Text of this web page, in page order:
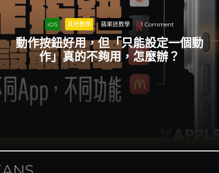
iOS 其他教學 蘋果迷教學 · 1 Comment
動作按鈕好用，但「只能設定一個動
作」真的不夠用，怎麼辦？